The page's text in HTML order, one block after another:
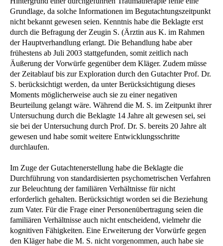
Grundlage, da solche Informationen im Begutachtungszeitpunkt
nicht bekannt gewesen seien. Kenntnis habe die Beklagte erst
durch die Befragung der Zeugin S. (Ärztin aus K. im Rahmen
der Hauptverhandlung erlangt. Die Behandlung habe aber
frühestens ab Juli 2003 stattgefunden, somit zeitlich nach
Äußerung der Vorwürfe gegenüber dem Kläger. Zudem müsse
der Zeitablauf bis zur Exploration durch den Gutachter Prof. Dr.
S. berücksichtigt werden, da unter Berücksichtigung dieses
Moments möglicherweise auch sie zu einer negativen
Beurteilung gelangt wäre. Während die M. S. im Zeitpunkt ihrer
Untersuchung durch die Beklagte 14 Jahre alt gewesen sei, sei
sie bei der Untersuchung durch Prof. Dr. S. bereits 20 Jahre alt
gewesen und habe somit weitere Entwicklungsschritte
durchlaufen.
Im Zuge der Gutachtenerstellung habe die Beklagte die
Durchführung von standardisierten psychometrischen Verfahren
zur Beleuchtung der familiären Verhältnisse für nicht
erforderlich gehalten. Berücksichtigt worden sei die Beziehung
zum Vater. Für die Frage einer Personenübertragung seien die
familiären Verhältnisse auch nicht entscheidend, vielmehr die
kognitiven Fähigkeiten. Eine Erweiterung der Vorwürfe gegen
den Kläger habe die M. S. nicht vorgenommen, auch habe sie